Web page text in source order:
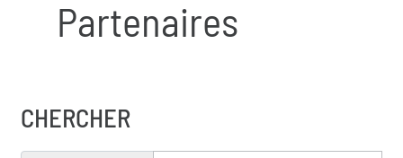
Partenaires
CHERCHER